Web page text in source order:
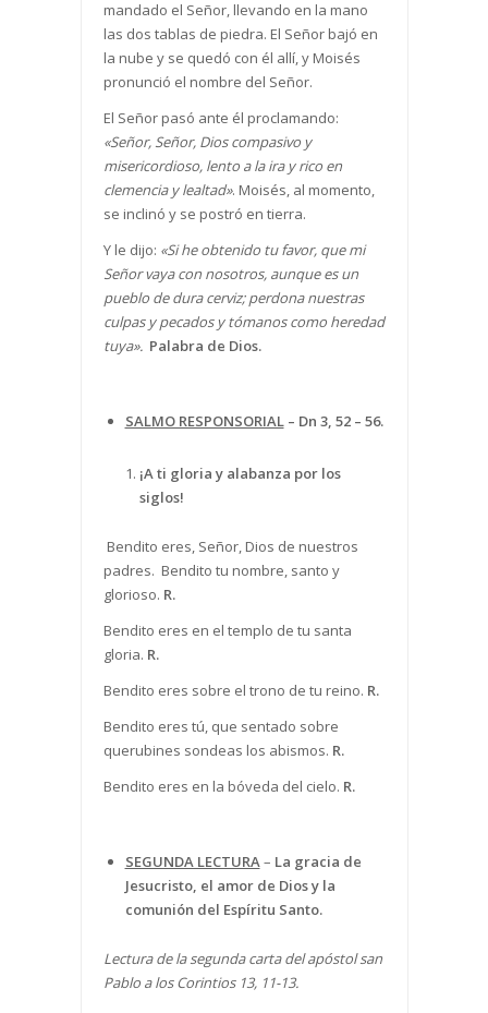
mandado el Señor, llevando en la mano
las dos tablas de piedra. El Señor bajó en
la nube y se quedó con él allí, y Moisés
pronunció el nombre del Señor.
El Señor pasó ante él proclamando:
«Señor, Señor, Dios compasivo y
misericordioso, lento a la ira y rico en
clemencia y lealtad». Moisés, al momento,
se inclinó y se postró en tierra.
Y le dijo: «Si he obtenido tu favor, que mi
Señor vaya con nosotros, aunque es un
pueblo de dura cerviz; perdona nuestras
culpas y pecados y tómanos como heredad
tuya». Palabra de Dios.
SALMO RESPONSORIAL– Dn 3, 52 – 56.
¡A ti gloria y alabanza por los
siglos!
Bendito eres, Señor, Dios de nuestros
padres. Bendito tu nombre, santo y
glorioso. R.
Bendito eres en el templo de tu santa
gloria. R.
Bendito eres sobre el trono de tu reino. R.
Bendito eres tú, que sentado sobre
querubines sondeas los abismos. R.
Bendito eres en la bóveda del cielo. R.
SEGUNDA LECTURA– La gracia de
Jesucristo, el amor de Dios y la
comunión del Espíritu Santo.
Lectura de la segunda carta del apóstol san
Pablo a los Corintios 13, 11-13.